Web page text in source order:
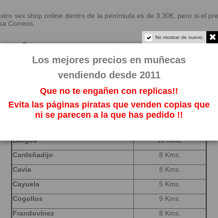
sex shop online dentro de la península es de 3,30€, pero si el
Correos.
?
ser entrados en Arcos en 24 horas, cualquier pedido de
las agencias de envío lo recibirá al día siguiente.
distribuimos a todas las poblaciones de alrededor como pueden ser:
POBLACIONES CERCANA A Arcos
DISTANCIA
3 Kms.
Burgos
10 Kms.
Cardeñadijo
8 Kms.
Cavia
8 Kms.
Cayuela
5 Kms.
Cogollos
9 Kms.
Frandovínez
8 Kms.
No mostrar de nuevo.
Los mejores precios en muñecas
vendiendo desde 2011
Que no te engañen con replicas!!
Evita las páginas piratas que venden copias que
ni se parecen a la que has pedido !!